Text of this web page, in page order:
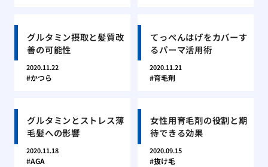
グルタミン摂取と髪質改
善の可能性
2020.11.22
かつら
てっぺんはげをカバーす
るパーマ活用術
2020.11.21
育毛剤
グルタミンとストレス薄
毛髪への影響
2020.11.18
AGA
女性用育毛剤の役割と期
待できる効果
2020.09.15
抜け毛